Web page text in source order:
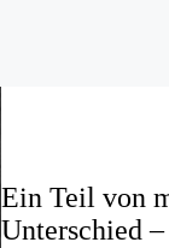
Ein Teil von
Unterschied